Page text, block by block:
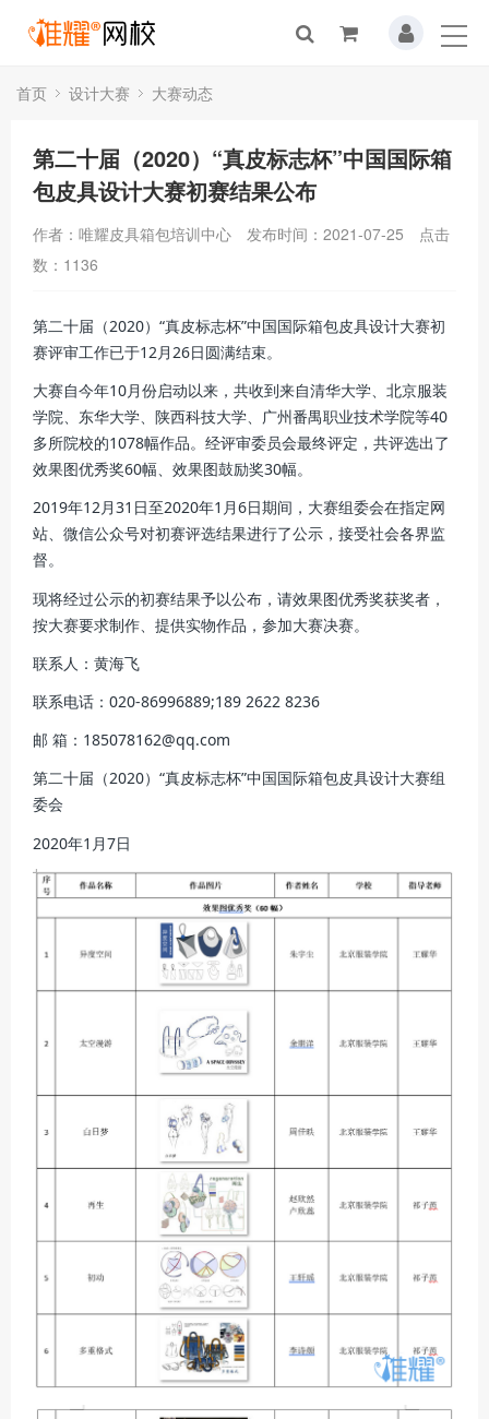
首页 设计大赛 大赛动态
第二十届（2020）“真皮标志杯”中国国际箱
包皮具设计大赛初赛结果公布
作者：唯耀皮具箱包培训中心 发布时间：2021-07-25
点击
数： 1136
第二十届（2020）“真皮标志杯”中国国际箱包皮具设计大赛初
赛评审工作已于12月26日圆满结束。
大赛自今年10月份启动以来，共收到来自清华大学、北京服装
学院、东华大学、陕西科技大学、广州番禺职业技术学院等40
多所院校的1078幅作品。经评审委员会最终评定，共评选出了
效果图优秀奖60幅、效果图鼓励奖30幅。
2019年12月31日至2020年1月6日期间，大赛组委会在指定网
站、微信公众号对初赛评选结果进行了公示，接受社会各界监
督。
现将经过公示的初赛结果予以公布，请效果图优秀奖获奖者，
按大赛要求制作、提供实物作品，参加大赛决赛。
联系人：黄海飞
联系电话：020-86996889;189 2622 8236
邮 箱：185078162@qq.com
第二十届（2020）“真皮标志杯”中国国际箱包皮具设计大赛组
委会
2020年1月7日